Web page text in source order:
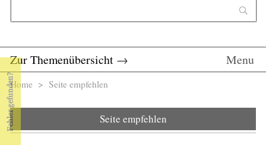
Zur Themenübersicht → Menu
Sie sind hier
Home > Seite empfehlen
Seite empfehlen